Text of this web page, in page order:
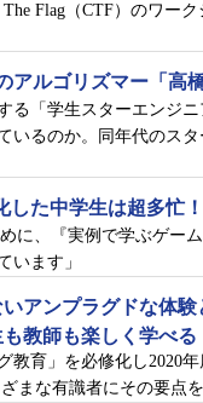
Flag（CTF）のワー
アルゴリズマー「高橋
る「学生スターエンジ
いるのか。同年代のス
した中学生は超多忙！
に、『実例で学ぶゲー
います」
アンプラグドな体
教師も楽しく学べる
教育」を必修化し2020
まな有識者にその要点